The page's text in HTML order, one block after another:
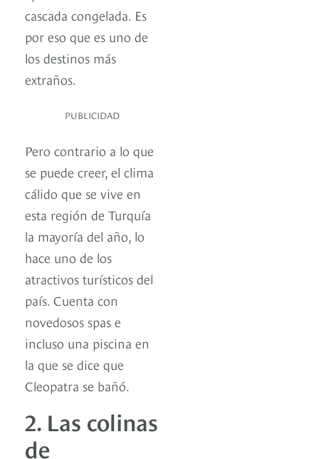
cascada congelada. Es
por eso que es uno de
los destinos más
extraños.
PUBLICIDAD
Pero contrario a lo que
se puede creer, el clima
cálido que se vive en
esta región de Turquía
la mayoría del año, lo
hace uno de los
atractivos turísticos del
país. Cuenta con
novedosos spas e
incluso una piscina en
la que se dice que
Cleopatra se bañó.
2. Las colinas
de